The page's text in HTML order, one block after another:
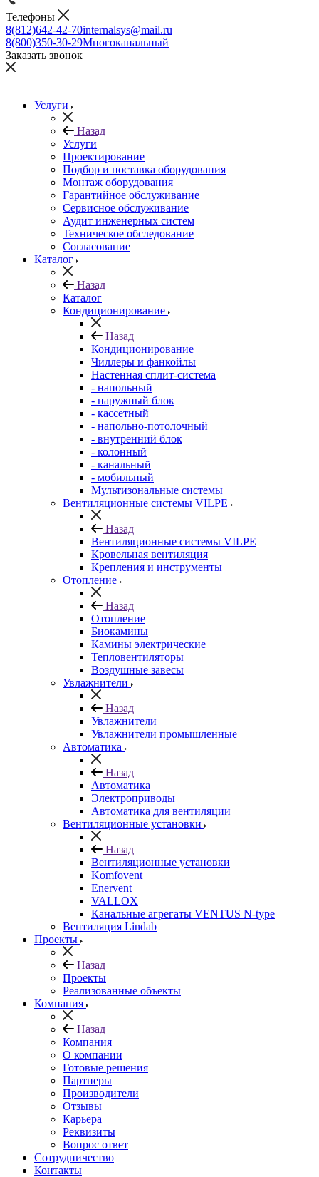
Телефоны
8(812)642-42-70internalsys@mail.ru
8(800)350-30-29Многоканальный
Заказать звонок
Услуги
Назад
Услуги
Проектирование
Подбор и поставка оборудования
Монтаж оборудования
Гарантийное обслуживание
Сервисное обслуживание
Аудит инженерных систем
Техническое обследование
Согласование
Каталог
Назад
Каталог
Кондиционирование
Назад
Кондиционирование
Чиллеры и фанкойлы
Настенная сплит-система
- напольный
- наружный блок
- кассетный
- напольно-потолочный
- внутренний блок
- колонный
- канальный
- мобильный
Мультизональные системы
Вентиляционные системы VILPE
Назад
Вентиляционные системы VILPE
Кровельная вентиляция
Крепления и инструменты
Отопление
Назад
Отопление
Биокамины
Камины электрические
Тепловентиляторы
Воздушные завесы
Увлажнители
Назад
Увлажнители
Увлажнители промышленные
Автоматика
Назад
Автоматика
Электроприводы
Автоматика для вентиляции
Вентиляционные установки
Назад
Вентиляционные установки
Komfovent
Enervent
VALLOX
Канальные агрегаты VENTUS N-type
Вентиляция Lindab
Проекты
Назад
Проекты
Реализованные объекты
Компания
Назад
Компания
О компании
Готовые решения
Партнеры
Производители
Отзывы
Карьера
Реквизиты
Вопрос ответ
Сотрудничество
Контакты